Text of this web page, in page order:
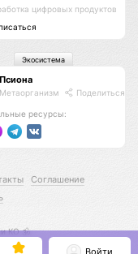
цифровых продуктов
Псиона
Метаорганизм Поделиться
ресурсы:
Экосистема
Соглашение
КО 🕉️
Войти